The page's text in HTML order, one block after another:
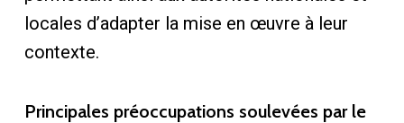
locales d’adapter la mise en œuvre à leur
contexte.
Principales préoccupations soulevées par le